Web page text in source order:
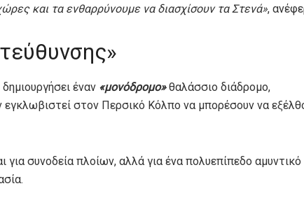
και τα ενθαρρύνουμε να διασχίσουν τα Στενά»,
έναν «μονόδρομο»θαλάσσιο διάδρομο,
εγκλωβιστεί στον Περσικό Κόλπο να μπορέσουν να
για συνοδεία πλοίων, αλλά για ένα πολυεπίπεδο αμυντικό